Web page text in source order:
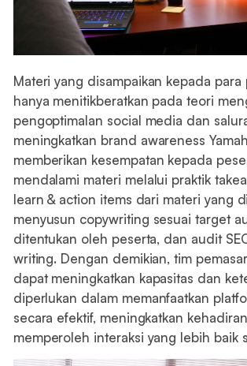
Materi yang disampaikan kepada para
hanya menitikberatkan pada teori
pengoptimalan social media dan
meningkatkan brand awareness
memberikan kesempatan kepada
mendalami materi melalui praktik
learn & action items dari materi yang
menyusun copywriting sesuai target
ditentukan oleh peserta, dan audit
writing. Dengan demikian, tim
dapat meningkatkan kapasitas dan
diperlukan dalam memanfaatkan
secara efektif, meningkatkan
memperoleh interaksi yang lebih baik